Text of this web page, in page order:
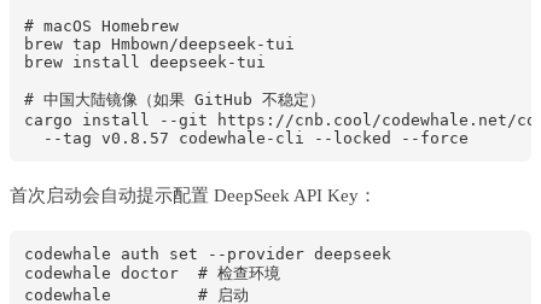
# macOS Homebrew
brew tap Hmbown/deepseek-tui
brew install deepseek-tui
# 中国大陆镜像（如果 GitHub 不稳定）
cargo install --git https://cnb.cool/codewhale.net/
首次启动会自动提示配置 DeepSeek API Key：
codewhale auth set --provider deepseek
codewhale doctor  # 检查环境